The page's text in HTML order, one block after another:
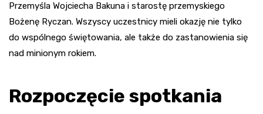
Przemyśla Wojciecha Bakuna i starostę przemyskiego
Bożenę Ryczan. Wszyscy uczestnicy mieli okazję nie tylko
do wspólnego świętowania, ale także do zastanowienia się
nad minionym rokiem.
Rozpoczęcie spotkania